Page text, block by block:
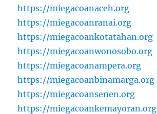
https://miegacoanaceh.org
https://miegacoanranai.org
https://miegacoankotatahan.org
https://miegacoanwonosobo.org
https://miegacoanampera.org
https://miegacoanbinamarga.org
https://miegacoansenen.org
https://miegacoankemayoran.org